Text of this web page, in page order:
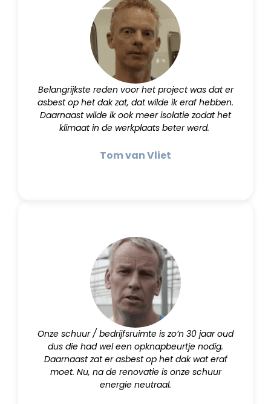
Belangrijkste reden voor het project was dat er
asbest op het dak zat, dat wilde ik eraf hebben.
Daarnaast wilde ik ook meer isolatie zodat het
klimaat in de werkplaats beter werd.
Tom van Vliet
Onze schuur / bedrijfsruimte is zo’n 30 jaar oud
dus die had wel een opknapbeurtje nodig.
Daarnaast zat er asbest op het dak wat eraf
moet. Nu, na de renovatie is onze schuur
energie neutraal.